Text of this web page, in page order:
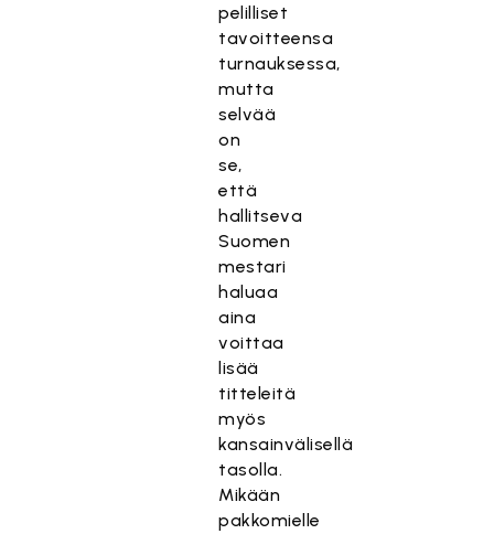
pelilliset
tavoitteensa
turnauksessa,
mutta
selvää
on
se,
että
hallitseva
Suomen
mestari
haluaa
aina
voittaa
lisää
titteleitä
myös
kansainvälisellä
tasolla.
Mikään
pakkomielle